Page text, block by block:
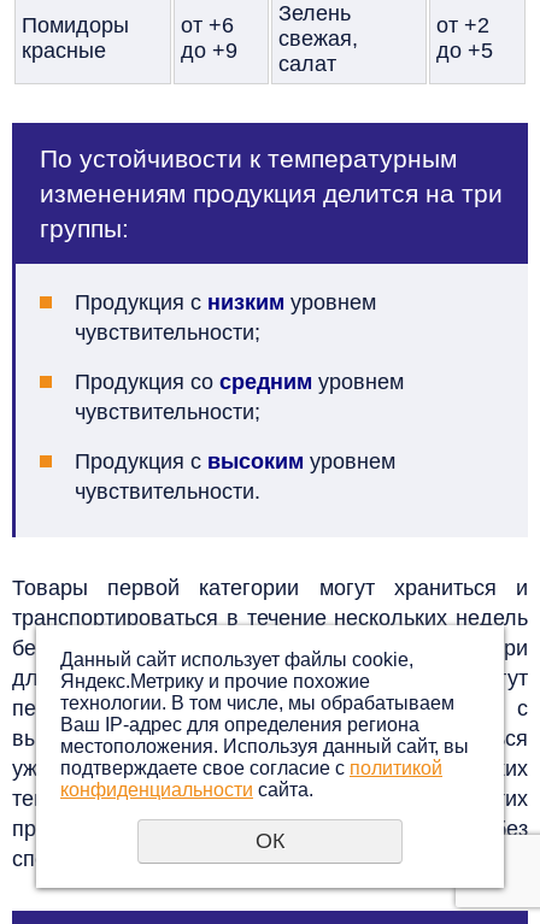
Помидоры
красные
от +6
до +9
Зелень
свежая,
салат
от +2
до +5
По устойчивости к температурным
изменениям продукция делится на три
группы:
Продукция с низким уровнем
чувствительности;
Продукция со средним уровнем
чувствительности;
Продукция с высоким уровнем
чувствительности.
Товары первой категории могут храниться и
транспортироваться в течение нескольких недель
без серьёзных повреждений. Однако при
длительном воздействии холода они могут
переохладиться.В отличие от них, продукты с
высокой чувствительностью могут испортиться
уже через несколько часов при низких
температурах. Признаки переохлаждения этих
продуктов можно легко заметить без
специального оборудования.
Данный сайт использует файлы cookie,
Яндекс.Метрику и прочие похожие
технологии. В том числе, мы обрабатываем
Ваш IP-адрес для определения региона
местоположения. Используя данный сайт, вы
подтверждаете свое согласие с политикой
конфиденциальности сайта.
ОК